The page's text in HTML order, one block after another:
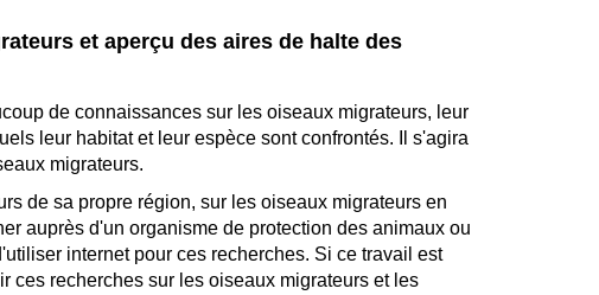
et aperçu des aires de halte des
de connaissances sur les oiseaux migrateurs, leur
leur habitat et leur espèce sont confrontés. Il s'agira
migrateurs.
de sa propre région, sur les oiseaux migrateurs en
auprès d'un organisme de protection des animaux ou
internet pour ces recherches. Si ce travail est
ces recherches sur les oiseaux migrateurs et les